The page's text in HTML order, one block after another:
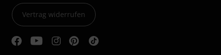
Vertrag widerrufen